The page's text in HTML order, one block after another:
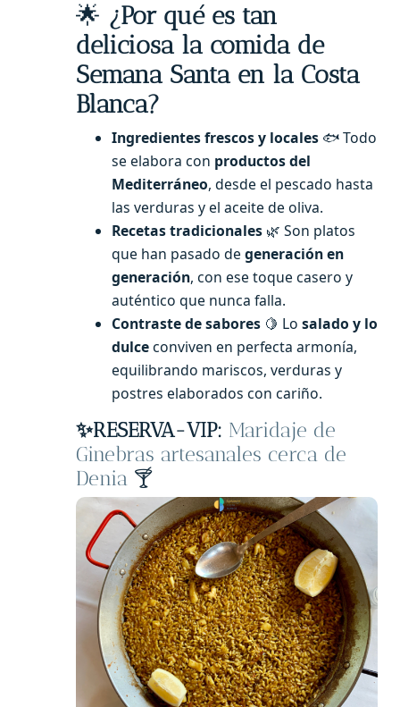
🌟 ¿Por qué es tan
deliciosa la comida de
Semana Santa en la Costa
Blanca?
Ingredientes frescos y locales 🐟 Todo
se elabora con productos del
Mediterráneo, desde el pescado hasta
las verduras y el aceite de oliva.
Recetas tradicionales 🌿 Son platos
que han pasado de generación en
generación, con ese toque casero y
auténtico que nunca falla.
Contraste de sabores 🍋 Lo salado y lo
dulceconviven en perfecta armonía,
equilibrando mariscos, verduras y
postres elaborados con cariño.
✨RESERVA-VIP: Maridaje de
Ginebras artesanales cerca de
Denia 🍸